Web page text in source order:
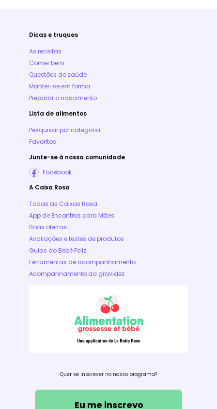
Dicas e truques
As receitas
Comer bem
Questões de saúde
Manter-se em forma
Preparar o nascimento
Lista de alimentos
Pesquisar por categoria
Favoritos
Junte-se à nossa comunidade
Facebook
A Caixa Rosa
Todas as Caixas Rosa
App de Encontros para Mães
Boas ofertas
Avaliações e testes de produtos
Guias do Bebê Feliz
Ferramentas de acompanhamento
Acompanhamento da gravidez
Quer se inscrever no nosso programa?
Eu me inscrevo